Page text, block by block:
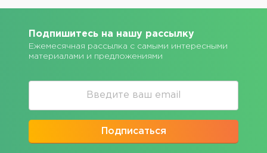
Подпишитесь на нашу рассылку
Ежемесячная рассылка с самыми интересными
материалами и предложениями
Подписаться